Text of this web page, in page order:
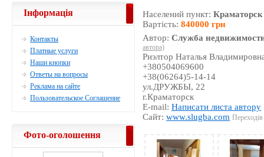
Населений пункт:Краматорск
Вартість:840000 грн
Автор:Служба
автора)
Риэлтор Наталья
+380504069600
+38(06264)5-14-14
ул.ДРУЖБЫ, 22
г.Краматорск
E-mail:Написати листа автору
Сайт:www.slugba.com
Інформація
Контакты
Платные услуги
Наши кнопки
Ответы на вопросы
Реклама на сайте
Пользовательское Соглашение
Фото-оголошення